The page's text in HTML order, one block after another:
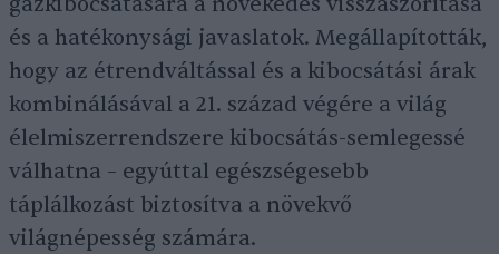
és a hatékonysági javaslatok. Megállapították,
hogy az étrendváltással és a kibocsátási árak
kombinálásával a 21. század végére a világ
élelmiszerrendszere kibocsátás-semlegessé
válhatna – egyúttal egészségesebb
táplálkozást biztosítva a növekvő
világnépesség számára.